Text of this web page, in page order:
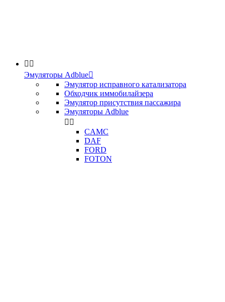
 
Эмуляторы Adblue
Эмулятор исправного катализатора
Обходчик иммобилайзера
Эмулятор присутствия пассажира
Эмуляторы Adblue
 
CAMC
DAF
FORD
FOTON